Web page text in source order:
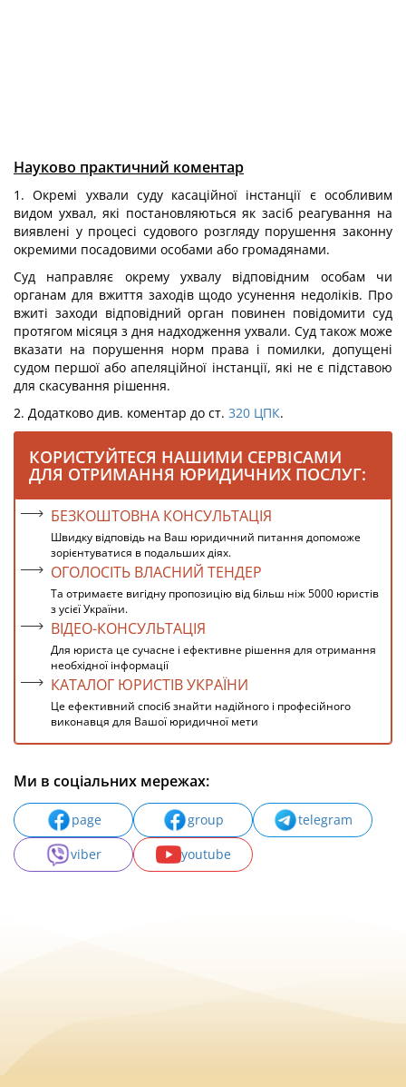
Науково практичний коментар
1. Окремі ухвали суду касаційної інстанції є особливим
видом ухвал, які постановляються як засіб реагування на
виявлені у процесі судового розгляду порушення законну
окремими посадовими особами або громадянами.
Суд направляє окрему ухвалу відповідним особам чи
органам для вжиття заходів щодо усунення недоліків. Про
вжиті заходи відповідний орган повинен повідомити суд
протягом місяця з дня надходження ухвали. Суд також може
вказати на порушення норм права і помилки, допущені
судом першої або апеляційної інстанції, які не є підставою
для скасування рішення.
2. Додатково див. коментар до ст. 320 ЦПК.
КОРИСТУЙТЕСЯ НАШИМИ СЕРВІСАМИ
ДЛЯ ОТРИМАННЯ ЮРИДИЧНИХ ПОСЛУГ:
БЕЗКОШТОВНА КОНСУЛЬТАЦІЯ
Швидку відповідь на Ваш юридичний питання допоможе
зорієнтуватися в подальших діях.
ОГОЛОСІТЬ ВЛАСНИЙ ТЕНДЕР
Та отримаєте вигідну пропозицію від більш ніж 5000 юристів
з усієї України.
ВІДЕО-КОНСУЛЬТАЦІЯ
Для юриста це сучасне і ефективне рішення для отримання
необхідної інформації
КАТАЛОГ ЮРИСТІВ УКРАЇНИ
Це ефективний спосіб знайти надійного і професійного
виконавця для Вашої юридичної мети
Ми в соціальних мережах:
page group
telegram
viber
youtube